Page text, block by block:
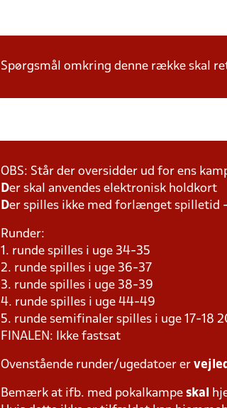
Spørgsmål omkring denne række skal
OBS: Står der oversidder ud for ens
Der skal anvendes elektronisk holdkort
Der spilles ikke med forlænget spilletid
Runder:
1. runde spilles i uge 34-35
2. runde spilles i uge 36-37
3. runde spilles i uge 38-39
4. runde spilles i uge 44-49
5. runde semifinaler spilles i uge 17-18
FINALEN: Ikke fastsat
Ovenstående runder/ugedatoer er
Bemærk at ifb. med pokalkampe skal